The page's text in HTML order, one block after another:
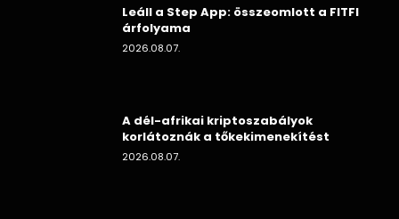
Leáll a Step App: összeomlott a FITFI
árfolyama
2026.08.07.
A dél-afrikai kriptoszabályok
korlátoznák a tőkekimenekítést
2026.08.07.